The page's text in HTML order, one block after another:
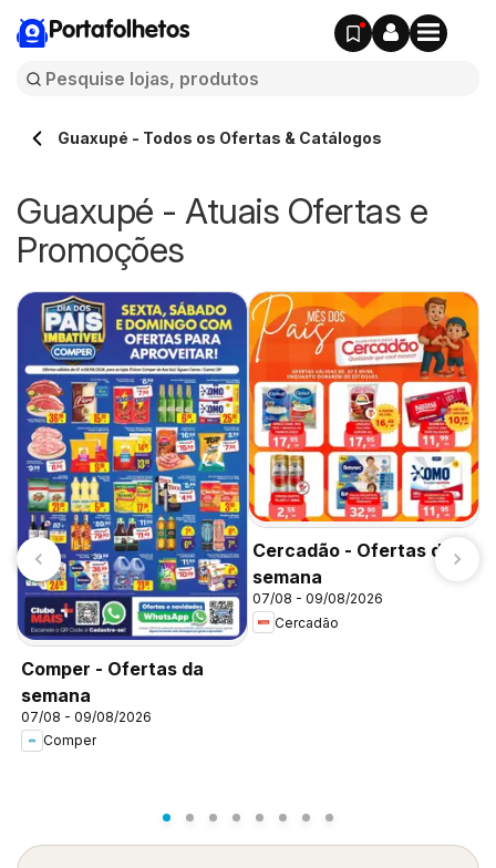
Portafolhetos
Guaxupé - Todos os Ofertas & Catálogos
Guaxupé - Atuais Ofertas e
Promoções
Comper - Ofertas da
semana
07/08 - 09/08/2026
Comper
Cercadão - Ofertas da
semana
07/08 - 09/08/2026
Cercadão